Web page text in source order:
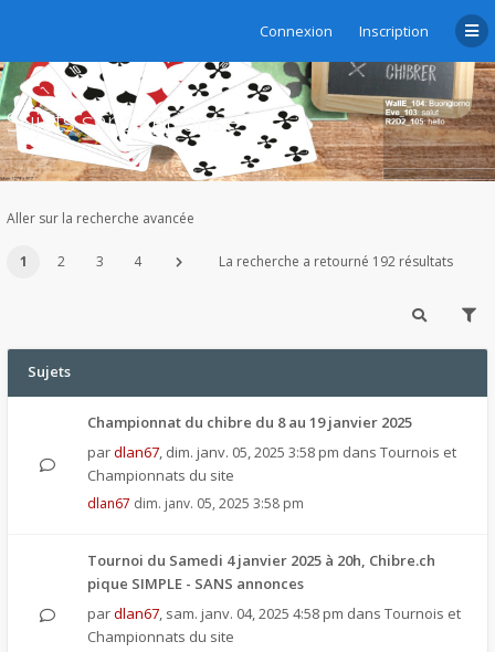
Connexion Inscription
Sujets sans réponse
Aller sur la recherche avancée
1 2 3 4 La recherche a retourné 192 résultats
Sujets
Championnat du chibre du 8 au 19 janvier 2025
pardlan67, dim. janv. 05, 2025 3:58 pm dans Tournois et
Championnats du site
dlan67 dim. janv. 05, 2025 3:58 pm
Tournoi du Samedi 4 janvier 2025 à 20h, Chibre.ch
pique SIMPLE - SANS annonces
pardlan67, sam. janv. 04, 2025 4:58 pm dans Tournois et
Championnats du site